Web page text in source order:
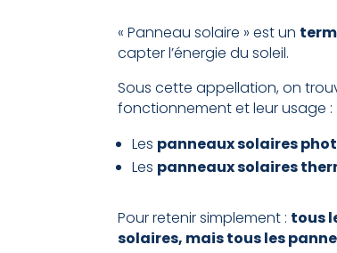
« Panneau solaire » est un
capter l’énergie du soleil.
Sous cette appellation, on
fonctionnement et leur usage :
Les panneaux solaires
Les panneaux solaires
Pour retenir simplement : tous
solaires, mais tous les